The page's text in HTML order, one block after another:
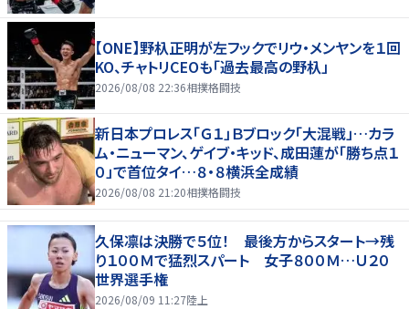
【ONE】野杁正明が左フックでリウ・メンヤンを１回
KO、チャトリCEOも「過去最高の野杁」
2026/08/08 22:36相撲格闘技
新日本プロレス「Ｇ１」Ｂブロック「大混戦」…カラ
ム・ニューマン、ゲイブ・キッド、成田蓮が「勝ち点１
０」で首位タイ…８・８横浜全成績
2026/08/08 21:20相撲格闘技
久保凛は決勝で５位！ 最後方からスタート→残
り１００Ｍで猛烈スパート 女子８００Ｍ…Ｕ２０
世界選手権
2026/08/09 11:27陸上